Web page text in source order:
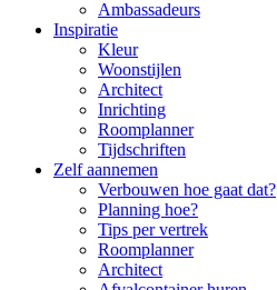
Ambassadeurs
Inspiratie
Kleur
Woonstijlen
Architect
Inrichting
Roomplanner
Tijdschriften
Zelf aannemen
Verbouwen hoe gaat dat?
Planning hoe?
Tips per vertrek
Roomplanner
Architect